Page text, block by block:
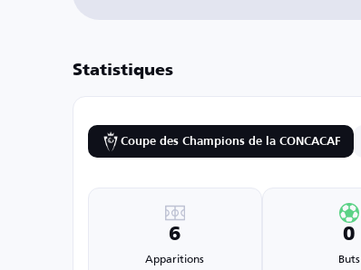
Statistiques
Coupe des Champions de la CONCACAF
6
Apparitions
0
Buts